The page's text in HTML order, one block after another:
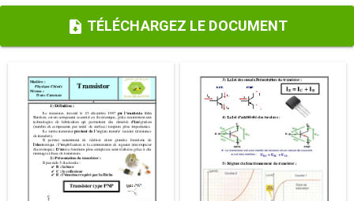
TÉLÉCHARGEZ LE DOCUMENT